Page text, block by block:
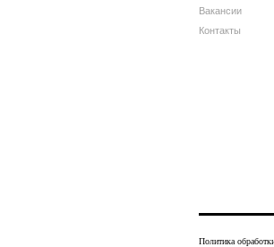
Вакансии
Контакты
Политика